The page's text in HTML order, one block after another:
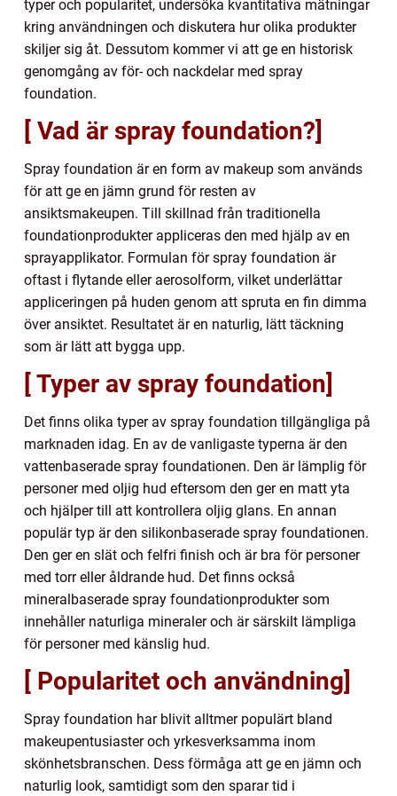
typer och popularitet, undersöka kvantitativa mätningar
kring användningen och diskutera hur olika produkter
skiljer sig åt. Dessutom kommer vi att ge en historisk
genomgång av för- och nackdelar med spray
foundation.
[ Vad är spray foundation?]
Spray foundation är en form av makeup som används
för att ge en jämn grund för resten av
ansiktsmakeupen. Till skillnad från traditionella
foundationprodukter appliceras den med hjälp av en
sprayapplikator. Formulan för spray foundation är
oftast i flytande eller aerosolform, vilket underlättar
appliceringen på huden genom att spruta en fin dimma
över ansiktet. Resultatet är en naturlig, lätt täckning
som är lätt att bygga upp.
[ Typer av spray foundation]
Det finns olika typer av spray foundation tillgängliga på
marknaden idag. En av de vanligaste typerna är den
vattenbaserade spray foundationen. Den är lämplig för
personer med oljig hud eftersom den ger en matt yta
och hjälper till att kontrollera oljig glans. En annan
populär typ är den silikonbaserade spray foundationen.
Den ger en slät och felfri finish och är bra för personer
med torr eller åldrande hud. Det finns också
mineralbaserade spray foundationprodukter som
innehåller naturliga mineraler och är särskilt lämpliga
för personer med känslig hud.
[ Popularitet och användning]
Spray foundation har blivit alltmer populärt bland
makeupentusiaster och yrkesverksamma inom
skönhetsbranschen. Dess förmåga att ge en jämn och
naturlig look, samtidigt som den sparar tid i